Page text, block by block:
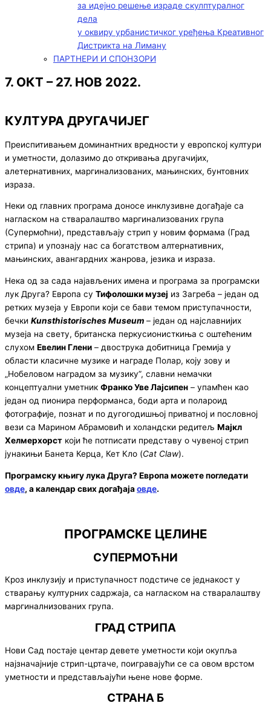
за идејно решење израде скулптуралног
дела
у оквиру урбанистичког уређења Креативног
Дистрикта на Лиману
ПАРТНЕРИ И СПОНЗОРИ
7. ОКТ – 27. НОВ 2022.
КУЛТУРА ДРУГАЧИЈЕГ
Преиспитивањем доминантних вредности у европској култури
и уметности, долазимо до откривања другачијих,
алетернативних, маргинализованих, мањинских, бунтовних
израза.
Неки од главних програма доносе инклузивне догађаје са
нагласком на стваралаштво маргинализованих група
(Супермоћни), представљају стрип у новим формама (Град
стрипа) и упознају нас са богатством алтернативних,
мањинских, авангардних жанрова, језика и израза.
Нека од за сада најављених имена и програма за програмски
лук Друга? Европа су Тифолошки музеј из Загреба – један од
ретких музеја у Европи који се бави темом приступачности,
бечки Kunsthistorisches Museum – један од најславнијих
музеја на свету, британска перкусионисткиња с оштећеним
слухом Евелин Глени – двострука добитница Гремија у
области класичне музике и награде Полар, коју зову и
„Нобеловом наградом за музику”, славни немачки
концептуални уметник Франко Уве Лајсипен – упамћен као
један од пионира перформанса, боди арта и полароид
фотографије, познат и по дугогодишњој приватној и пословној
вези са Марином Абрамовић и холандски редитељ Мајкл
Хелмерхорст који ће потписати представу о чувеној стрип
јунакињи Банета Керца, Кет Кло (Cat Claw).
Програмску књигу лука Друга? Европа можете погледати
овде, а календар свих догађајаовде.
ПРОГРАМСКЕ ЦЕЛИНЕ
СУПЕРМОЋНИ
Кроз инклузију и приступачност подстиче се једнакост у
стварању културних садржаја, са нагласком на стваралаштву
маргиналнизованих група.
ГРАД СТРИПА
Нови Сад постаје центар девете уметности који окупља
најзначајније стрип-цртаче, поигравајући се са овом врстом
уметности и представљајући њене нове форме.
СТРАНА Б